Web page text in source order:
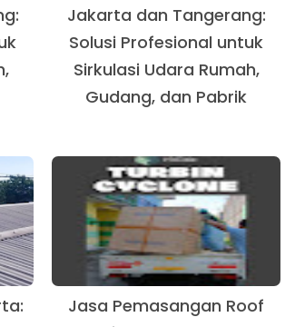
Jakarta dan Tangerang:
Solusi Profesional untuk
Sirkulasi Udara Rumah,
Gudang, dan Pabrik
Jasa Pemasangan Roof